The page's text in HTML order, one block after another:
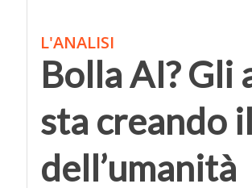
L'ANALISI
Bolla AI? Gli
sta creando
dell’umanità